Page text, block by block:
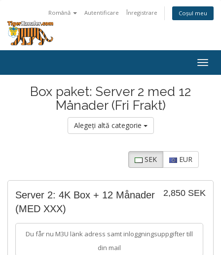
Română Autentificare Înregistrare Coșul meu
Box paket: Server 2 med 12
Månader (Fri Frakt)
Alegeți altă categorie
SEK EUR
2,850 SEK
Server 2: 4K Box + 12 Månader
(MED XXX)
Du får nu M3U länk adress samt inloggningsuppgifter till
din mail